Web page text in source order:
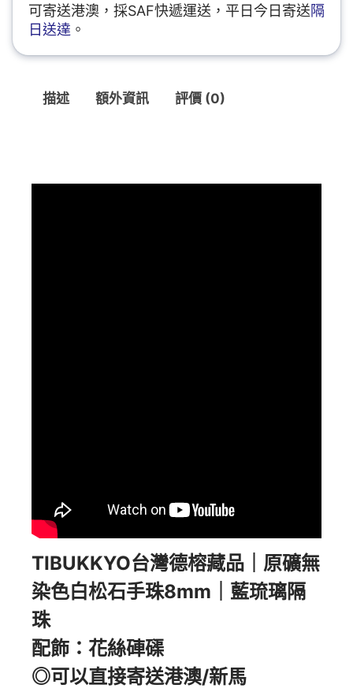
可寄送港澳，採SAF快遞運送，平日今日寄送隔
日送達 。
描述 額外資訊 評價 (0)
TIBUKKYO台灣德榕藏品｜原礦無
染色白松石手珠8mm｜藍琉璃隔
珠
配飾：花絲硨磲
◎可以直接寄送港澳/新馬